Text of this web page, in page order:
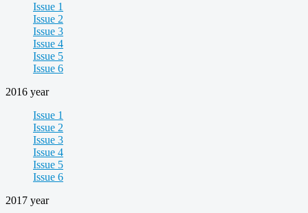
Issue 1
Issue 2
Issue 3
Issue 4
Issue 5
Issue 6
2016 year
Issue 1
Issue 2
Issue 3
Issue 4
Issue 5
Issue 6
2017 year